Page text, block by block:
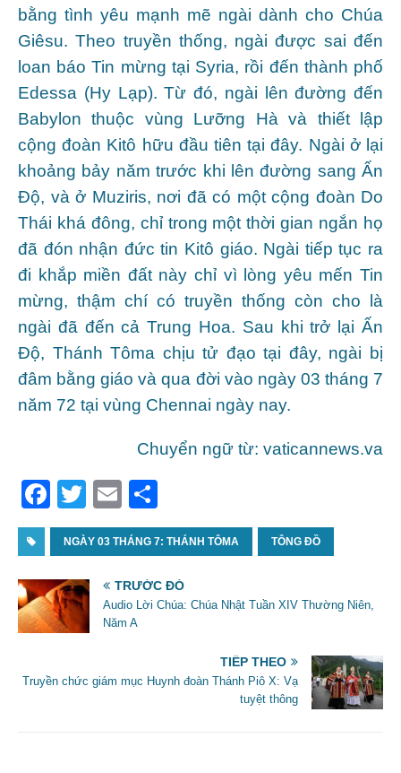
bằng tình yêu mạnh mẽ ngài dành cho Chúa
Giêsu. Theo truyền thống, ngài được sai đến
loan báo Tin mừng tại Syria, rồi đến thành phố
Edessa (Hy Lạp). Từ đó, ngài lên đường đến
Babylon thuộc vùng Lưỡng Hà và thiết lập
cộng đoàn Kitô hữu đầu tiên tại đây. Ngài ở lại
khoảng bảy năm trước khi lên đường sang Ấn
Độ, và ở Muziris, nơi đã có một cộng đoàn Do
Thái khá đông, chỉ trong một thời gian ngắn họ
đã đón nhận đức tin Kitô giáo. Ngài tiếp tục ra
đi khắp miền đất này chỉ vì lòng yêu mến Tin
mừng, thậm chí có truyền thống còn cho là
ngài đã đến cả Trung Hoa. Sau khi trở lại Ấn
Độ, Thánh Tôma chịu tử đạo tại đây, ngài bị
đâm bằng giáo và qua đời vào ngày 03 tháng 7
năm 72 tại vùng Chennai ngày nay.
Chuyển ngữ từ: vaticannews.va
F
a
c
e
b
o
k
T
w
itt
er
E
m
ai
l
h
ar
e
NGÀY 03 THÁNG 7: THÁNH TÔMA TÔNG ĐỒ
TRƯỚC ĐÓ
Audio Lời Chúa: Chúa Nhật Tuần XIV Thường Niên,
Năm A
TIẾP THEO
Truyền chức giám mục Huynh đoàn Thánh Piô X: Vạ
tuyệt thông